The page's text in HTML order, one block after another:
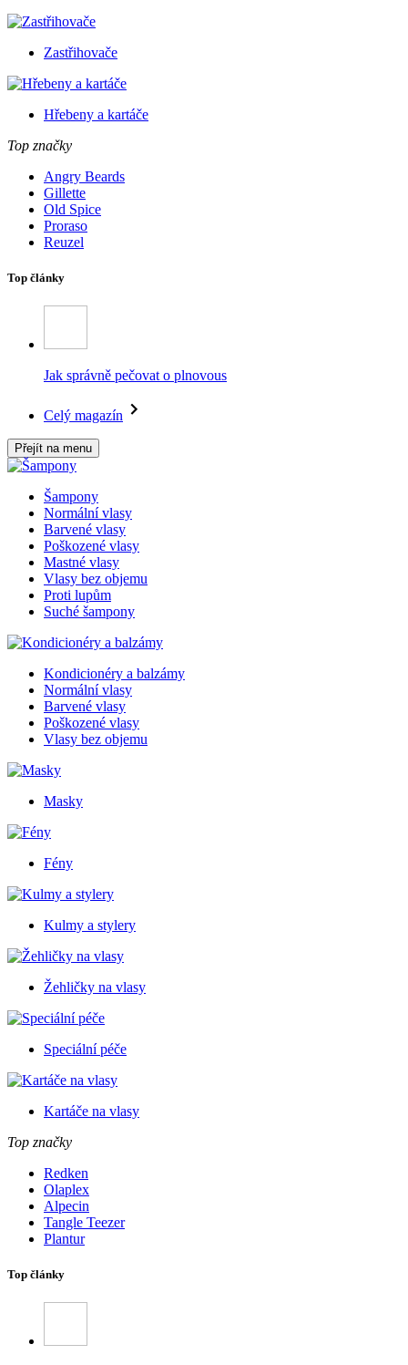
Zastřihovače
Hřebeny a kartáče
Top značky
Angry Beards
Gillette
Old Spice
Proraso
Reuzel
Top články
Jak správně pečovat o plnovous
Celý magazín
Přejít na menu
Šampony
Normální vlasy
Barvené vlasy
Poškozené vlasy
Mastné vlasy
Vlasy bez objemu
Proti lupům
Suché šampony
Kondicionéry a balzámy
Normální vlasy
Barvené vlasy
Poškozené vlasy
Vlasy bez objemu
Masky
Fény
Kulmy a stylery
Žehličky na vlasy
Speciální péče
Kartáče na vlasy
Top značky
Redken
Olaplex
Alpecin
Tangle Teezer
Plantur
Top články